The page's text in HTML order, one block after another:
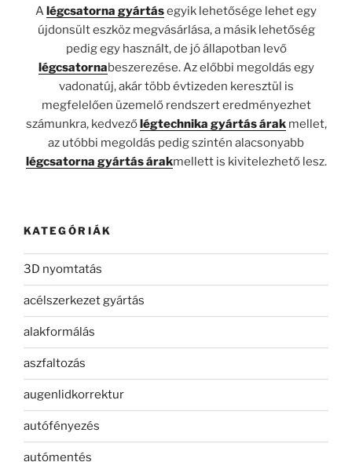
Alégcsatorna gyártásegyik lehetősége lehet egy
újdonsült eszköz megvásárlása, a másik lehetőség
pedig egy használt, de jó állapotban levő
légcsatornabeszerezése. Az előbbi megoldás egy
vadonatúj, akár több évtizeden keresztül is
megfelelően üzemelő rendszert eredményezhet
számunkra, kedvezőlégtechnika gyártás árakmellet,
az utóbbi megoldás pedig szintén alacsonyabb
légcsatorna gyártás árakmellett is kivitelezhető lesz.
KATEGÓRIÁK
3D nyomtatás
acélszerkezet gyártás
alakformálás
aszfaltozás
augenlidkorrektur
autófényezés
autómentés